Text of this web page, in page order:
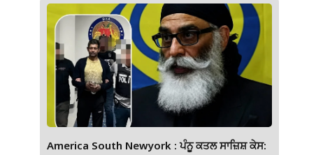
America South Newyork : ਪੰਨੂ ਕਤਲ ਸਾਜ਼ਿਸ਼ ਕੇਸ: